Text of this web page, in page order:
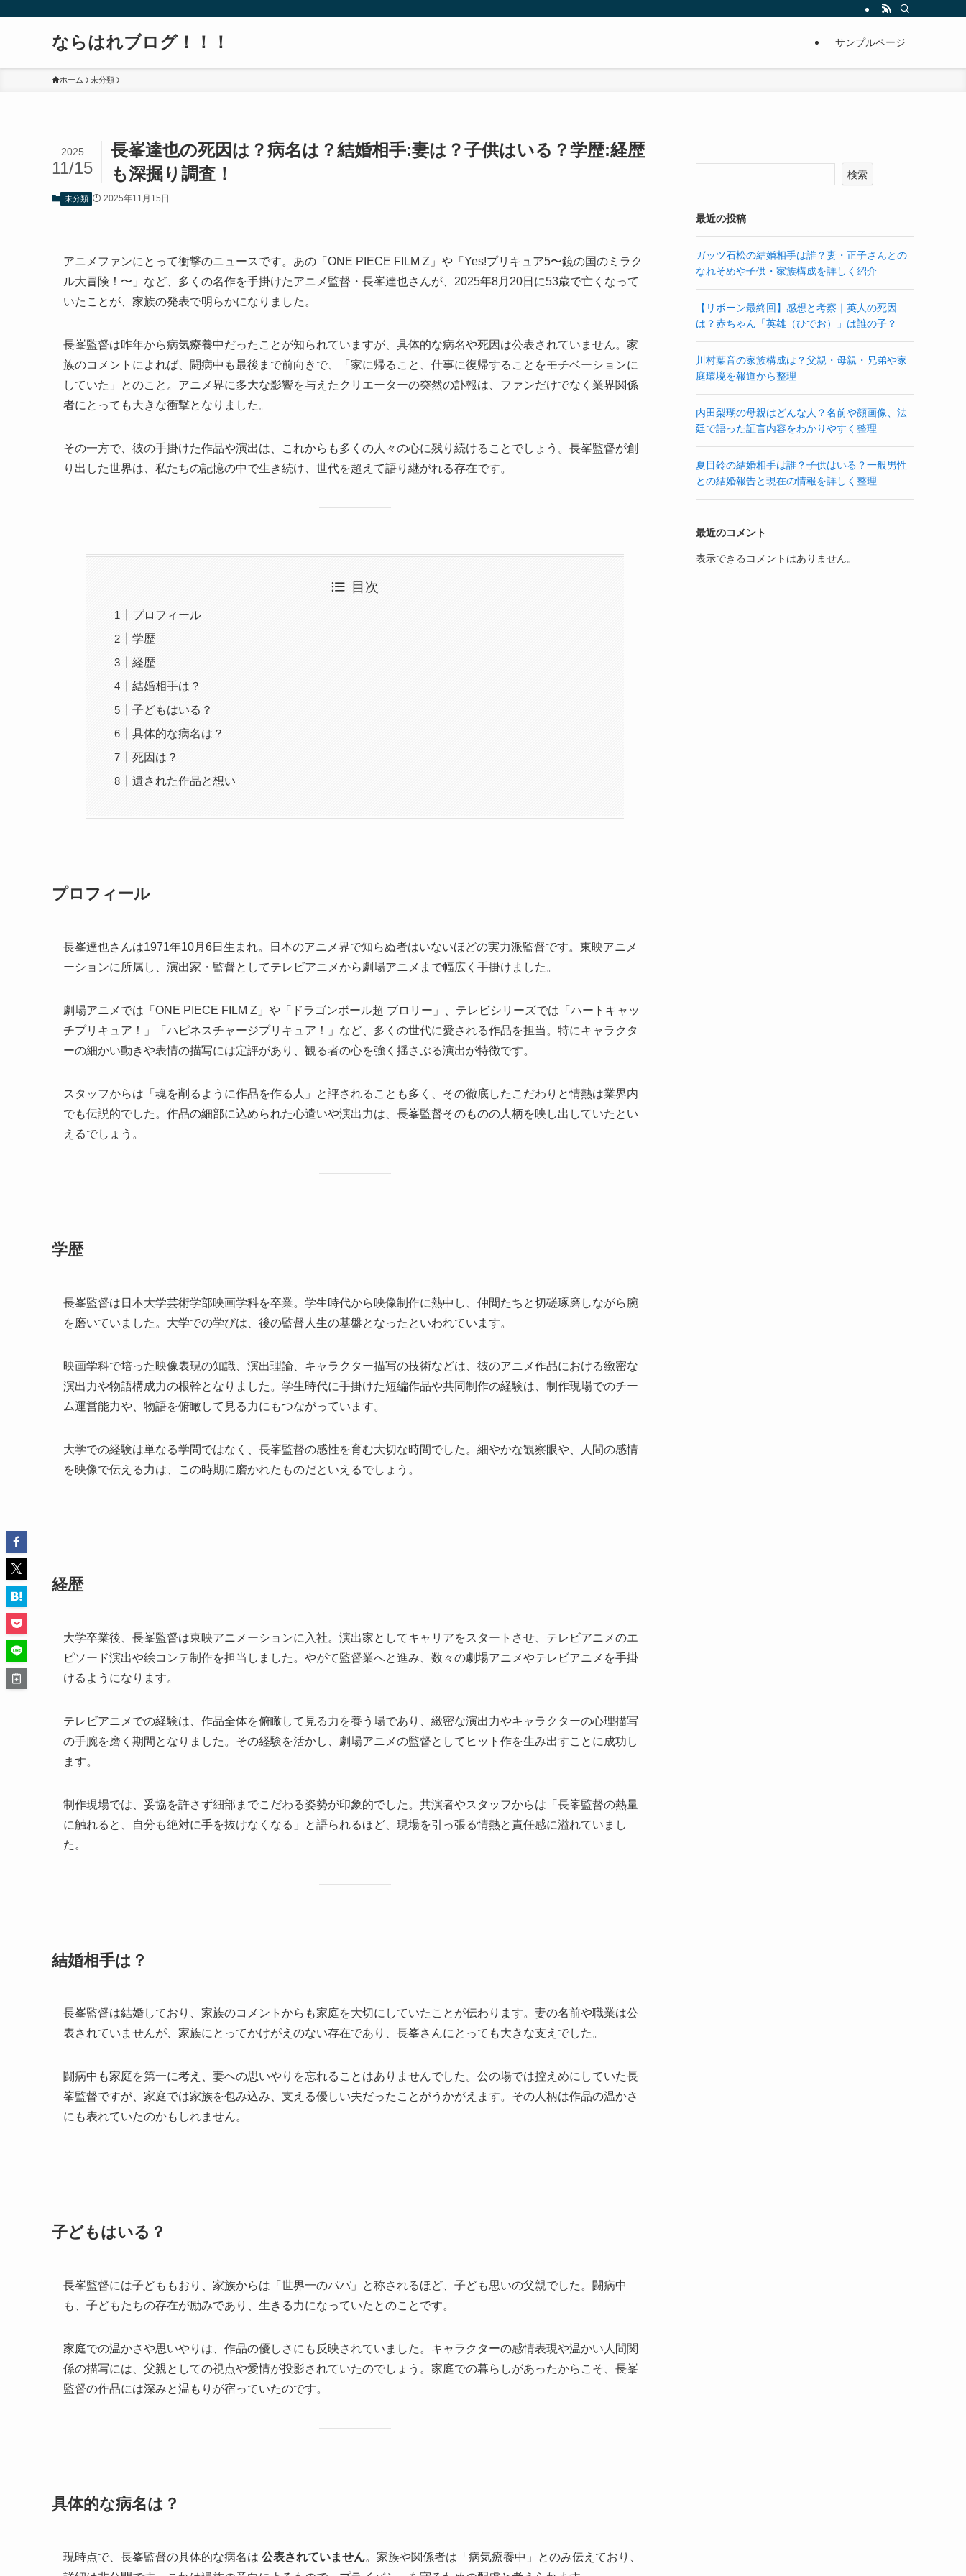
ならはれブログ！！！ サンプルページ
ホーム 未分類
長峯達也の死因は？病名は？結婚相手:妻は？子供はいる？学歴:経歴
も深掘り調査！
2025
11/15
未分類 2025年11月15日
アニメファンにとって衝撃のニュースです。あの「ONE PIECE FILM Z」や「Yes!プリキュア5〜鏡の国のミラク
ル大冒険！〜」など、多くの名作を手掛けたアニメ監督・長峯達也さんが、2025年8月20日に53歳で亡くなって
いたことが、家族の発表で明らかになりました。
長峯監督は昨年から病気療養中だったことが知られていますが、具体的な病名や死因は公表されていません。家
族のコメントによれば、闘病中も最後まで前向きで、「家に帰ること、仕事に復帰することをモチベーションに
していた」とのこと。アニメ界に多大な影響を与えたクリエーターの突然の訃報は、ファンだけでなく業界関係
者にとっても大きな衝撃となりました。
その一方で、彼の手掛けた作品や演出は、これからも多くの人々の心に残り続けることでしょう。長峯監督が創
り出した世界は、私たちの記憶の中で生き続け、世代を超えて語り継がれる存在です。
目次
プロフィール
学歴
経歴
結婚相手は？
子どもはいる？
具体的な病名は？
死因は？
遺された作品と想い
プロフィール
長峯達也さんは1971年10月6日生まれ。日本のアニメ界で知らぬ者はいないほどの実力派監督です。東映アニメ
ーションに所属し、演出家・監督としてテレビアニメから劇場アニメまで幅広く手掛けました。
劇場アニメでは「ONE PIECE FILM Z」や「ドラゴンボール超 ブロリー」、テレビシリーズでは「ハートキャッ
チプリキュア！」「ハピネスチャージプリキュア！」など、多くの世代に愛される作品を担当。特にキャラクタ
ーの細かい動きや表情の描写には定評があり、観る者の心を強く揺さぶる演出が特徴です。
スタッフからは「魂を削るように作品を作る人」と評されることも多く、その徹底したこだわりと情熱は業界内
でも伝説的でした。作品の細部に込められた心遣いや演出力は、長峯監督そのものの人柄を映し出していたとい
えるでしょう。
学歴
長峯監督は日本大学芸術学部映画学科を卒業。学生時代から映像制作に熱中し、仲間たちと切磋琢磨しながら腕
を磨いていました。大学での学びは、後の監督人生の基盤となったといわれています。
映画学科で培った映像表現の知識、演出理論、キャラクター描写の技術などは、彼のアニメ作品における緻密な
演出力や物語構成力の根幹となりました。学生時代に手掛けた短編作品や共同制作の経験は、制作現場でのチー
ム運営能力や、物語を俯瞰して見る力にもつながっています。
大学での経験は単なる学問ではなく、長峯監督の感性を育む大切な時間でした。細やかな観察眼や、人間の感情
を映像で伝える力は、この時期に磨かれたものだといえるでしょう。
経歴
大学卒業後、長峯監督は東映アニメーションに入社。演出家としてキャリアをスタートさせ、テレビアニメのエ
ピソード演出や絵コンテ制作を担当しました。やがて監督業へと進み、数々の劇場アニメやテレビアニメを手掛
けるようになります。
テレビアニメでの経験は、作品全体を俯瞰して見る力を養う場であり、緻密な演出力やキャラクターの心理描写
の手腕を磨く期間となりました。その経験を活かし、劇場アニメの監督としてヒット作を生み出すことに成功し
ます。
制作現場では、妥協を許さず細部までこだわる姿勢が印象的でした。共演者やスタッフからは「長峯監督の熱量
に触れると、自分も絶対に手を抜けなくなる」と語られるほど、現場を引っ張る情熱と責任感に溢れていまし
た。
結婚相手は？
長峯監督は結婚しており、家族のコメントからも家庭を大切にしていたことが伝わります。妻の名前や職業は公
表されていませんが、家族にとってかけがえのない存在であり、長峯さんにとっても大きな支えでした。
闘病中も家庭を第一に考え、妻への思いやりを忘れることはありませんでした。公の場では控えめにしていた長
峯監督ですが、家庭では家族を包み込み、支える優しい夫だったことがうかがえます。その人柄は作品の温かさ
にも表れていたのかもしれません。
子どもはいる？
長峯監督には子どももおり、家族からは「世界一のパパ」と称されるほど、子ども思いの父親でした。闘病中
も、子どもたちの存在が励みであり、生きる力になっていたとのことです。
家庭での温かさや思いやりは、作品の優しさにも反映されていました。キャラクターの感情表現や温かい人間関
係の描写には、父親としての視点や愛情が投影されていたのでしょう。家庭での暮らしがあったからこそ、長峯
監督の作品には深みと温もりが宿っていたのです。
具体的な病名は？
現時点で、長峯監督の具体的な病名は 公表されていません。家族や関係者は「病気療養中」とのみ伝えており、
検索
最近の投稿
ガッツ石松の結婚相手は誰？妻・正子さんとの
なれそめや子供・家族構成を詳しく紹介
【リボーン最終回】感想と考察｜英人の死因
は？赤ちゃん「英雄（ひでお）」は誰の子？
川村葉音の家族構成は？父親・母親・兄弟や家
庭環境を報道から整理
内田梨瑚の母親はどんな人？名前や顔画像、法
廷で語った証言内容をわかりやすく整理
夏目鈴の結婚相手は誰？子供はいる？一般男性
との結婚報告と現在の情報を詳しく整理
最近のコメント
表示できるコメントはありません。